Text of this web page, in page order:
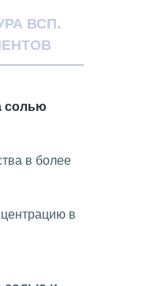
ВСП.
солью
в более
в